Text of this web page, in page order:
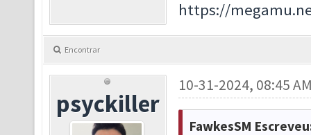
https://
Encontrar
psyckiller
10-31-2024, 08:45
FawkesSM